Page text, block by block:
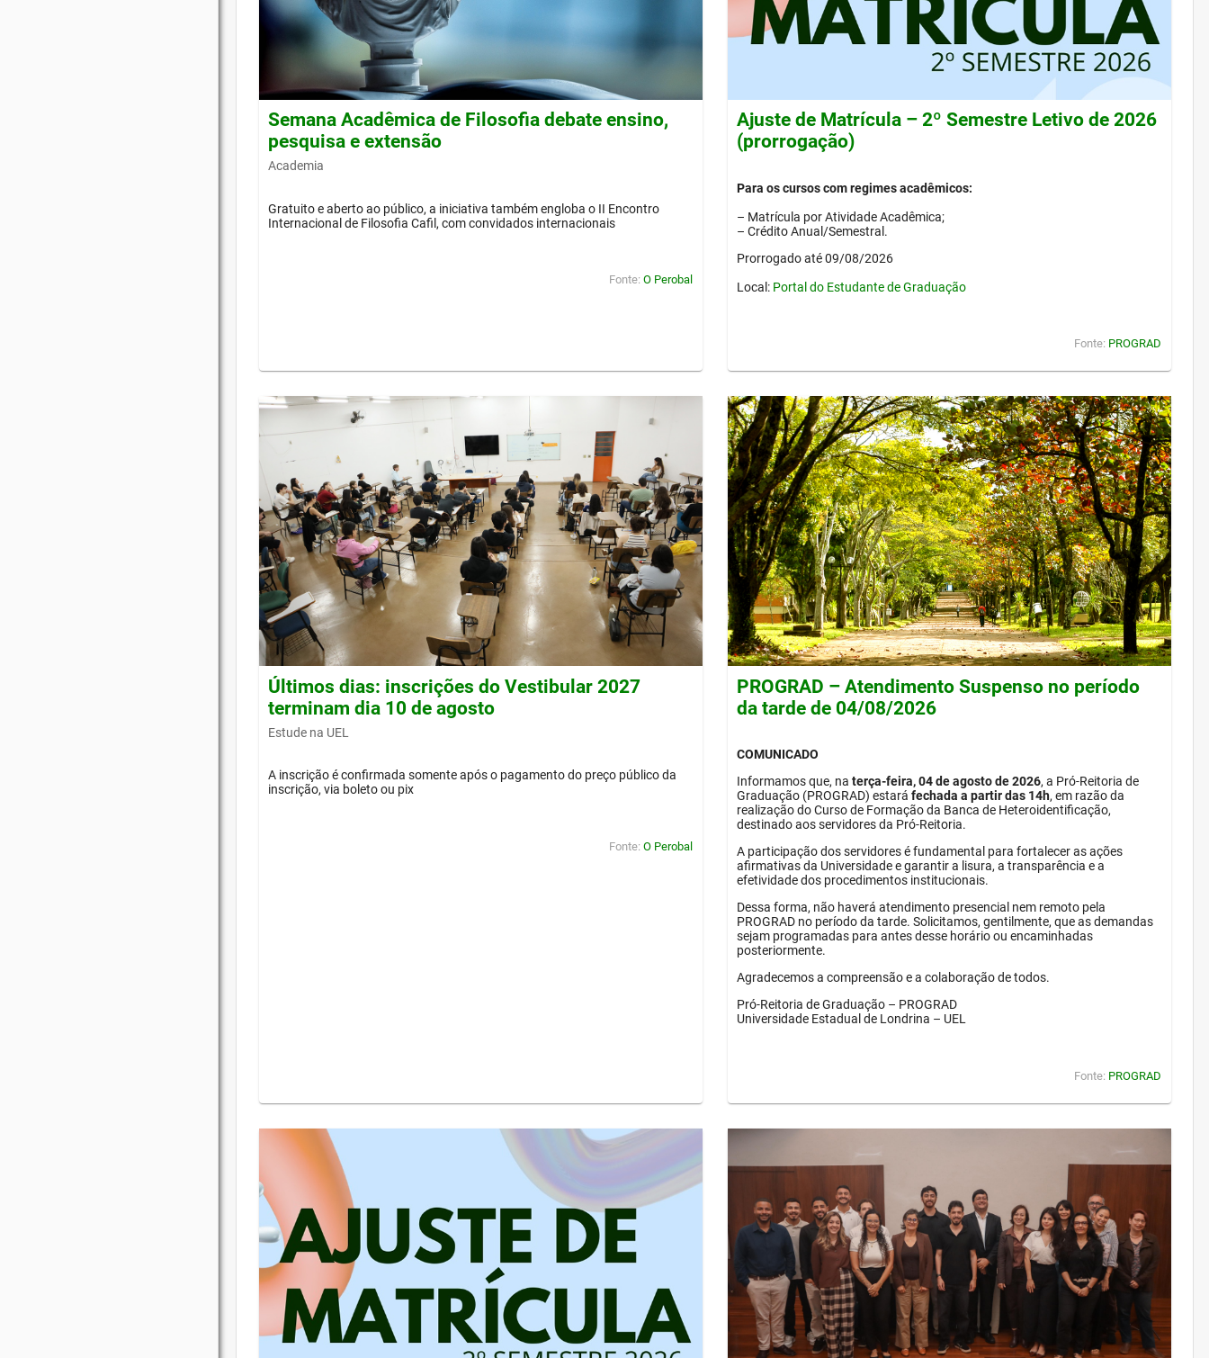
Semana Acadêmica de Filosofia debate ensino,
pesquisa e extensão
Academia
Gratuito e aberto ao público, a iniciativa também engloba o II Encontro
Internacional de Filosofia Cafil, com convidados internacionais
Fonte: O Perobal
Ajuste de Matrícula – 2º Semestre Letivo de 2026
(prorrogação)
Para os cursos com regimes acadêmicos:
– Matrícula por Atividade Acadêmica;
– Crédito Anual/Semestral.
Prorrogado até 09/08/2026
Local: Portal do Estudante de Graduação
Fonte: PROGRAD
Últimos dias: inscrições do Vestibular 2027
terminam dia 10 de agosto
Estude na UEL
A inscrição é confirmada somente após o pagamento do preço público da
inscrição, via boleto ou pix
Fonte: O Perobal
PROGRAD – Atendimento Suspenso no período
da tarde de 04/08/2026
COMUNICADO
Informamos que, na terça-feira, 04 de agosto de 2026, a Pró-Reitoria de
Graduação (PROGRAD) estará fechada a partir das 14h, em razão da
realização do Curso de Formação da Banca de Heteroidentificação,
destinado aos servidores da Pró-Reitoria.
A participação dos servidores é fundamental para fortalecer as ações
afirmativas da Universidade e garantir a lisura, a transparência e a
efetividade dos procedimentos institucionais.
Dessa forma, não haverá atendimento presencial nem remoto pela
PROGRAD no período da tarde. Solicitamos, gentilmente, que as demandas
sejam programadas para antes desse horário ou encaminhadas
posteriormente.
Agradecemos a compreensão e a colaboração de todos.
Pró-Reitoria de Graduação – PROGRAD
Universidade Estadual de Londrina – UEL
Fonte: PROGRAD